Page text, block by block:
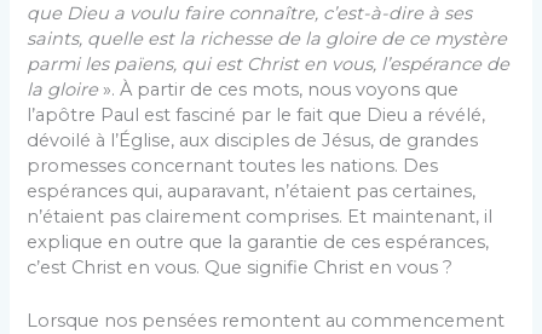
que Dieu a voulu faire connaître, c’est-à-dire à ses
saints, quelle est la richesse de la gloire de ce mystère
parmi les païens, qui est Christ en vous, l’espérance de
la gloire». À partir de ces mots, nous voyons que
l’apôtre Paul est fasciné par le fait que Dieu a révélé,
dévoilé à l’Église, aux disciples de Jésus, de grandes
promesses concernant toutes les nations. Des
espérances qui, auparavant, n’étaient pas certaines,
n’étaient pas clairement comprises. Et maintenant, il
explique en outre que la garantie de ces espérances,
c’est Christ en vous. Que signifie Christ en vous ?
Lorsque nos pensées remontent au commencement